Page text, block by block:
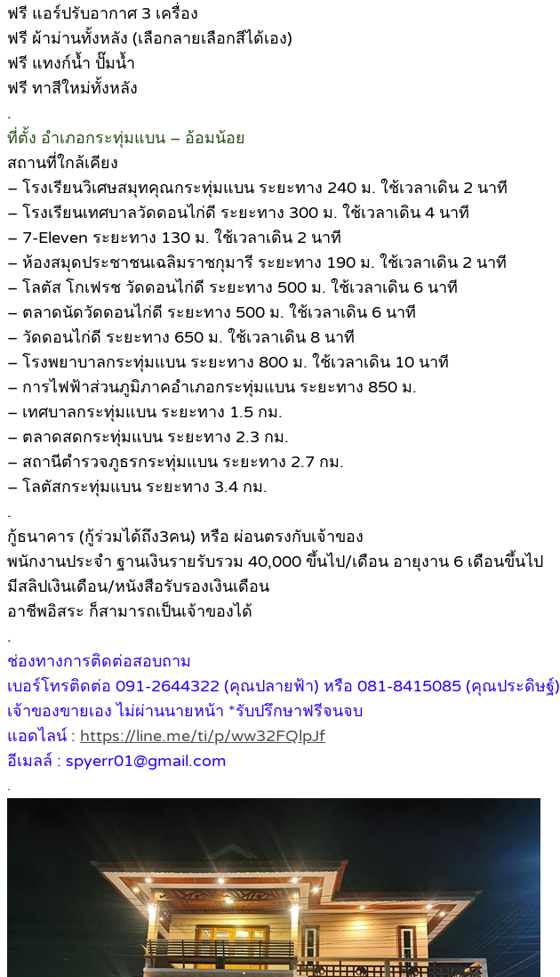
ฟรี แอร์ปรับอากาศ 3 เครื่อง
ฟรี ผ้าม่านทั้งหลัง (เลือกลายเลือกสีได้เอง)
ฟรี แทงก์น้ำ ปั๊มน้ำ
ฟรี ทาสีใหม่ทั้งหลัง
.
ที่ตั้ง อำเภอกระทุ่มแบน – อ้อมน้อย
สถานที่ใกล้เคียง
– โรงเรียนวิเศษสมุทคุณกระทุ่มแบน ระยะทาง 240 ม. ใช้เวลาเดิน 2 นาที
– โรงเรียนเทศบาลวัดดอนไก่ดี ระยะทาง 300 ม. ใช้เวลาเดิน 4 นาที
– 7-Eleven ระยะทาง 130 ม. ใช้เวลาเดิน 2 นาที
– ห้องสมุดประชาชนเฉลิมราชกุมารี ระยะทาง 190 ม. ใช้เวลาเดิน 2 นาที
– โลตัส โกเฟรช วัดดอนไก่ดี ระยะทาง 500 ม. ใช้เวลาเดิน 6 นาที
– ตลาดนัดวัดดอนไก่ดี ระยะทาง 500 ม. ใช้เวลาเดิน 6 นาที
– วัดดอนไก่ดี ระยะทาง 650 ม. ใช้เวลาเดิน 8 นาที
– โรงพยาบาลกระทุ่มแบน ระยะทาง 800 ม. ใช้เวลาเดิน 10 นาที
– การไฟฟ้าส่วนภูมิภาคอำเภอกระทุ่มแบน ระยะทาง 850 ม.
– เทศบาลกระทุ่มแบน ระยะทาง 1.5 กม.
– ตลาดสดกระทุ่มแบน ระยะทาง 2.3 กม.
– สถานีตำรวจภูธรกระทุ่มแบน ระยะทาง 2.7 กม.
– โลตัสกระทุ่มแบน ระยะทาง 3.4 กม.
.
กู้ธนาคาร (กู้ร่วมได้ถึง3คน) หรือ ผ่อนตรงกับเจ้าของ
พนักงานประจำ ฐานเงินรายรับรวม 40,000 ขึ้นไป/เดือน อายุงาน 6 เดือนขึ้นไป
มีสลิปเงินเดือน/หนังสือรับรองเงินเดือน
อาชีพอิสระ ก็สามารถเป็นเจ้าของได้
.
ช่องทางการติดต่อสอบถาม
เบอร์โทรติดต่อ 091-2644322 (คุณปลายฟ้า) หรือ 081-8415085 (คุณประดิษฐ์)
เจ้าของขายเอง ไม่ผ่านนายหน้า *รับปรึกษาฟรีจนจบ
แอดไลน์ : https://line.me/ti/p/ww32FQlpJf
อีเมลล์ : spyerr01@gmail.com
.